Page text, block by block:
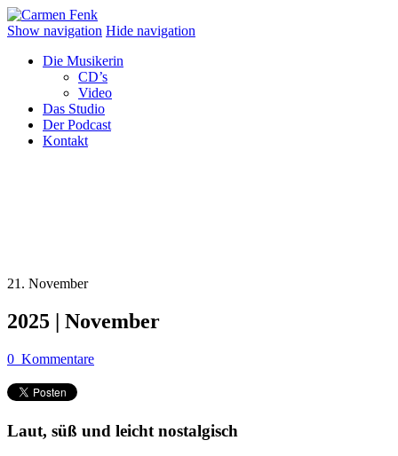
Show navigation Hide navigation
Die Musikerin
CD’s
Video
Das Studio
Der Podcast
Kontakt
21. November
2025 | November
0 Kommentare
Laut, süß und leicht nostalgisch